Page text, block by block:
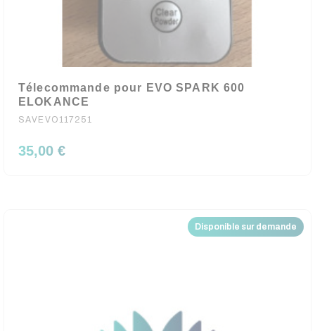
Télecommande pour EVO SPARK 600
ELOKANCE
SAVEVO117251
35,00 €
Disponible sur demande